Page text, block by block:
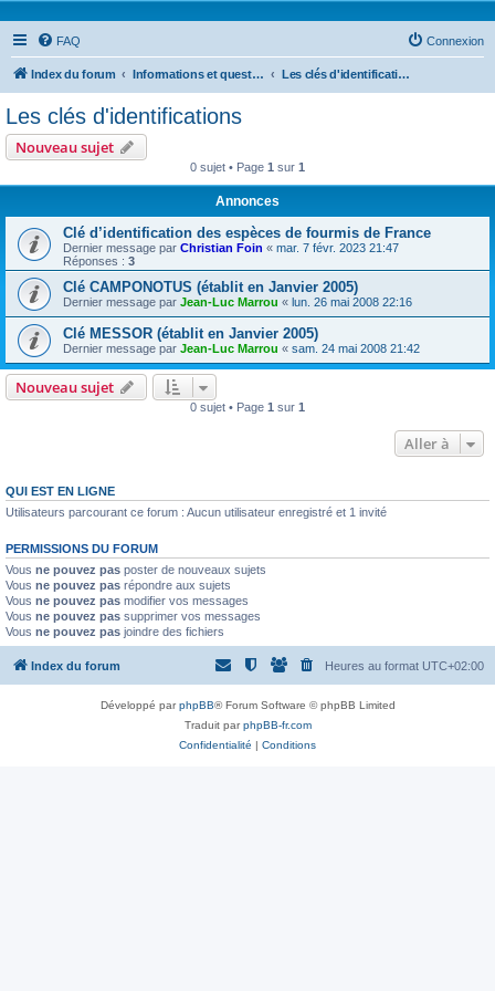
FAQ Connexion
Index du forum Informations et questions taxonomiques Les clés d'identifications
Les clés d'identifications
Nouveau sujet
0 sujet • Page 1 sur 1
Annonces
Clé d’identification des espèces de fourmis de France
Dernier message par Christian Foin « mar. 7 févr. 2023 21:47
Réponses : 3
Clé CAMPONOTUS (établit en Janvier 2005)
Dernier message par Jean-Luc Marrou « lun. 26 mai 2008 22:16
Clé MESSOR (établit en Janvier 2005)
Dernier message par Jean-Luc Marrou « sam. 24 mai 2008 21:42
Nouveau sujet
0 sujet • Page 1 sur 1
Aller à
QUI EST EN LIGNE
Utilisateurs parcourant ce forum : Aucun utilisateur enregistré et 1 invité
PERMISSIONS DU FORUM
Vous ne pouvez pas poster de nouveaux sujets
Vous ne pouvez pas répondre aux sujets
Vous ne pouvez pas modifier vos messages
Vous ne pouvez pas supprimer vos messages
Vous ne pouvez pas joindre des fichiers
Index du forum Heures au format UTC+02:00
Développé parphpBB® Forum Software © phpBB Limited
Traduit parphpBB-fr.com
Confidentialité | Conditions